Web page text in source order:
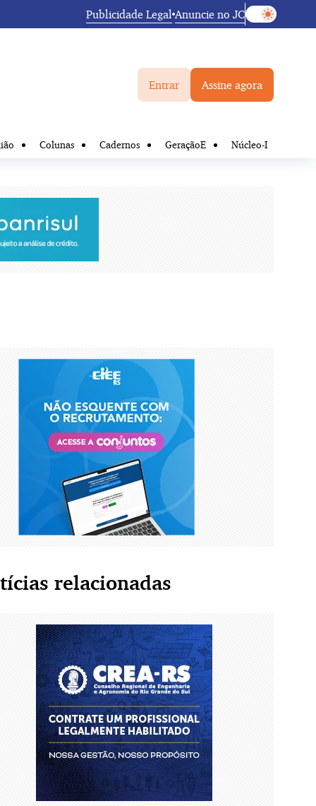
Publicidade Legal Anuncie no JC
Entrar Assine agora
Colunas Cadernos GeraçãoE Núcleo-I
relacionadas